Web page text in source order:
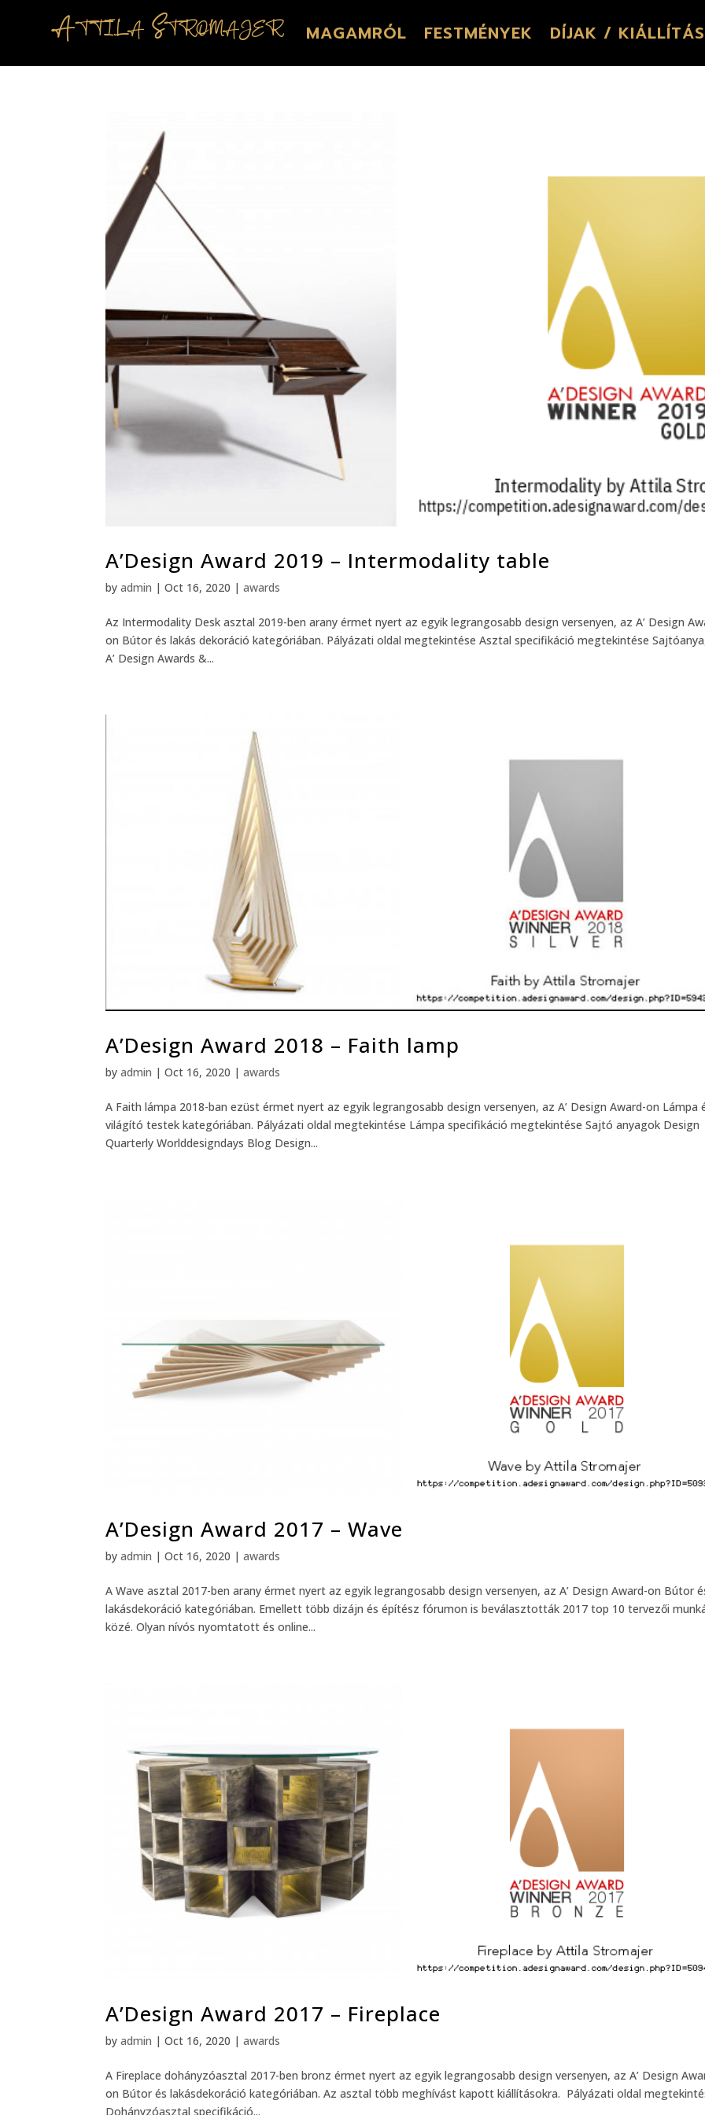
Attila Stromajer MAGAMRÓL FESTMÉNYEK DÍJAK /
A’Design Award 2019 – Intermodality table
byadmin |Oct 16, 2020 |awards
Az Intermodality Desk asztal 2019-ben arany érmet nyert az egyik legrangosabb design versenyen, az A’ Design
on Bútor és lakás dekoráció kategóriában. Pályázati oldal megtekintése Asztal specifikáció megtekintése
A’ Design Awards &...
A’Design Award 2018 – Faith lamp
byadmin |Oct 16, 2020 |awards
A Faith lámpa 2018-ban ezüst érmet nyert az egyik legrangosabb design versenyen, az A’ Design Award-on Lámpa
világító testek kategóriában. Pályázati oldal megtekintése Lámpa specifikáció megtekintése Sajtó anyagok Design
Quarterly Worlddesigndays Blog Design...
A’Design Award 2017 – Wave
byadmin |Oct 16, 2020 |awards
A Wave asztal 2017-ben arany érmet nyert az egyik legrangosabb design versenyen, az A’ Design Award-on Bútor
lakásdekoráció kategóriában. Emellett több dizájn és építész fórumon is beválasztották 2017 top 10 tervezői
közé. Olyan nívós nyomtatott és online...
A’Design Award 2017 – Fireplace
byadmin |Oct 16, 2020 |awards
A Fireplace dohányzóasztal 2017-ben bronz érmet nyert az egyik legrangosabb design versenyen, az A’ Design
on Bútor és lakásdekoráció kategóriában. Az asztal több meghívást kapott kiállításokra. Pályázati oldal
Dohányzóasztal specifikáció...